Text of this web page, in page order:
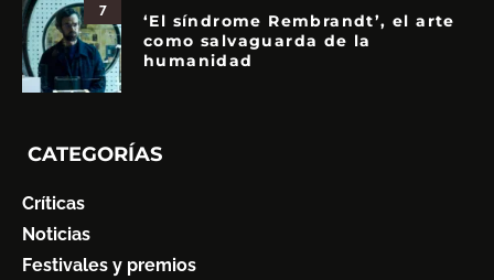
7
‘El síndrome Rembrandt’, el arte
como salvaguarda de la
humanidad
CATEGORÍAS
Críticas
Noticias
Festivales y premios